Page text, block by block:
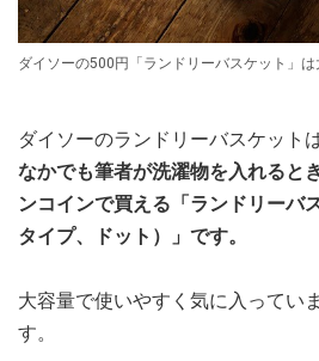
ダイソーの500円「ランドリーバスケット」
ダイソーのランドリーバスケット
なかでも筆者が洗濯物を入れると
ンコインで買える「ランドリーバ
タイプ、ドット）」です。
大容量で使いやすく気に入ってい
す。